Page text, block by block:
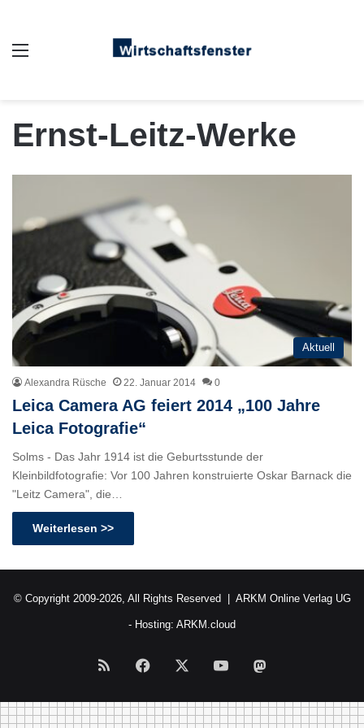
Ernst-Leitz-Werke
Aktuell
Alexandra Rüsche 22. Januar 2014 0
Leica Camera AG feiert 2014 „100 Jahre
Leica Fotografie“
Solms - Das Jahr 1914 ist die Geburtsstunde der
Kleinbildfotografie: Vor 100 Jahren konstruierte Oskar Barnack die
"Leitz Camera", die…
Weiterlesen >>
© Copyright 2009-2026, All Rights Reserved | ARKM Online Verlag UG
- Hosting: ARKM.cloud
RSS Facebook YouTube